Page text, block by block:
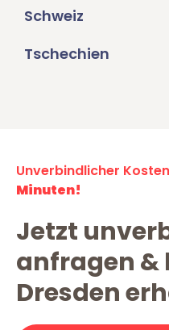
Schweiz
Tschechien
Unverbindlicher
Minuten!
Jetzt
anfragen &
Dresden